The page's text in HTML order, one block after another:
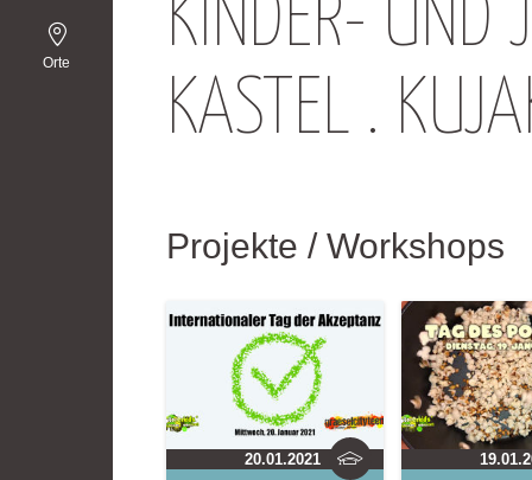
Orte
KINDER- UND
KASTEL .
Projekte / Workshops
20.01.2021